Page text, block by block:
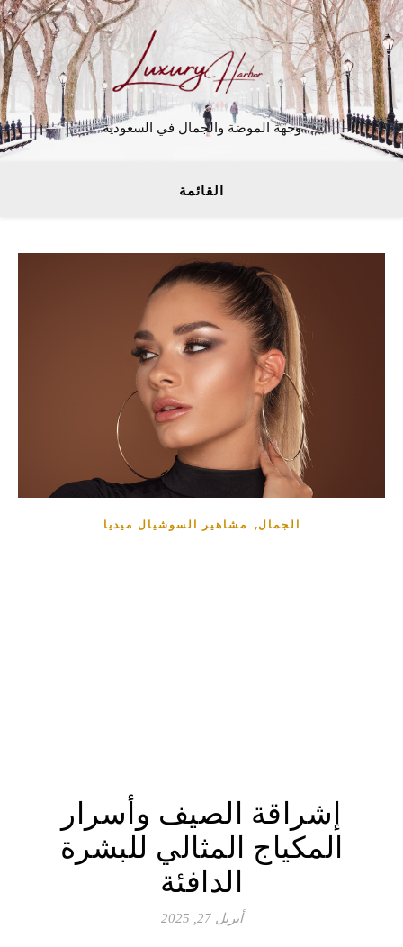
وجهة الموضة والجمال في السعودية
القائمة
الجمال, مشاهير السوشيال ميديا
إشراقة الصيف وأسرار
المكياج المثالي للبشرة
الدافئة
أبريل 27, 2025